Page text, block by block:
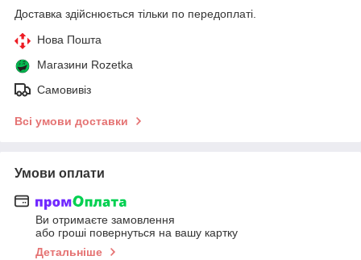
Доставка здійснюється тільки по передоплаті.
Нова Пошта
Магазини Rozetka
Самовивіз
Всі умови доставки
Умови оплати
Ви отримаєте замовлення
або гроші повернуться на вашу картку
Детальніше